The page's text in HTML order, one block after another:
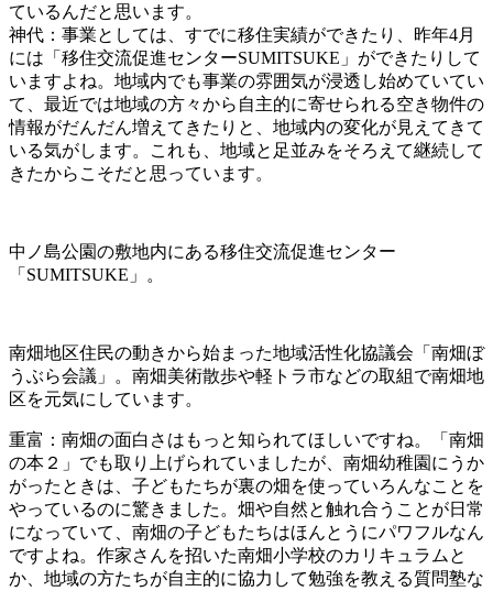
ているんだと思います。
神代：事業としては、すでに移住実績ができたり、昨年4月
には「移住交流促進センターSUMITSUKE」ができたりして
いますよね。地域内でも事業の雰囲気が浸透し始めていてい
て、最近では地域の方々から自主的に寄せられる空き物件の
情報がだんだん増えてきたりと、地域内の変化が見えてきて
いる気がします。これも、地域と足並みをそろえて継続して
きたからこそだと思っています。
中ノ島公園の敷地内にある移住交流促進センター
「SUMITSUKE」。
南畑地区住民の動きから始まった地域活性化協議会「南畑ぼ
うぶら会議」。南畑美術散歩や軽トラ市などの取組で南畑地
区を元気にしています。
重富：南畑の面白さはもっと知られてほしいですね。「南畑
の本２」でも取り上げられていましたが、南畑幼稚園にうか
がったときは、子どもたちが裏の畑を使っていろんなことを
やっているのに驚きました。畑や自然と触れ合うことが日常
になっていて、南畑の子どもたちはほんとうにパワフルなん
ですよね。作家さんを招いた南畑小学校のカリキュラムと
か、地域の方たちが自主的に協力して勉強を教える質問塾な